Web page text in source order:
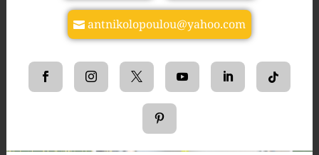
antnikolopoulou@yahoo.com